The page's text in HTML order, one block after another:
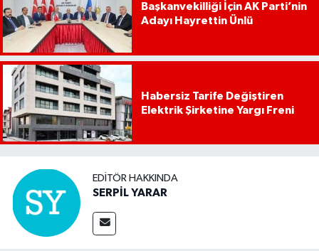
Başkanvekilliği İçin AK Parti’nin
Adayı Hayrettin Ünlü
Habersiz Tarife Değiştiren
Elektrik Şirketine Yargı Freni
EDITÖR HAKKINDA
SERPİL YARAR